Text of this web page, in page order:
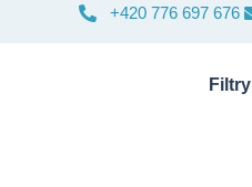
+420 776 697 676
Filtry